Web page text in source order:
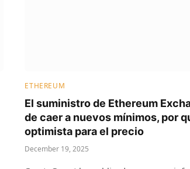
ETHEREUM
El suministro de Ethereum
de caer a nuevos mínimos, por
optimista para el precio
December 19, 2025